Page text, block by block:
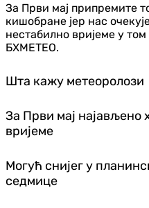
За Први мај припремите
кишобране јер нас
нестабилно вријеме у
БХМЕТЕО.
Шта кажу метеоролози
За Први мај најављено
вријеме
Могућ снијег у
седмице